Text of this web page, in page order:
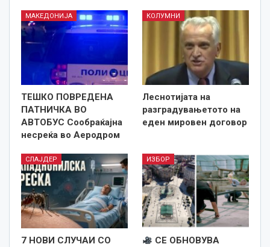
МАКЕДОНИЈА
ТЕШКО ПОВРЕДЕНА
ПАТНИЧКА ВО
АВТОБУС Сообраќајна
несреќа во Аеродром
КОЛУМНИ
Леснотијата на
разградувањетото на
еден мировен договор
СЛАЈДЕР
7 НОВИ СЛУЧАИ СО
ИЗБОР
СЕ ОБНОВУВА